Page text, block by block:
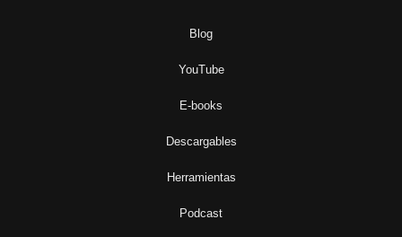
Blog
YouTube
E-books
Descargables
Herramientas
Podcast